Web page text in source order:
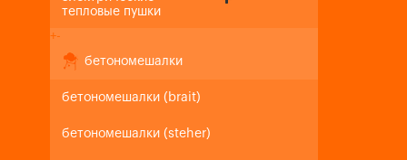
тепловые пушки
+-
бетономешалки
бетономешалки (brait)
бетономешалки (steher)